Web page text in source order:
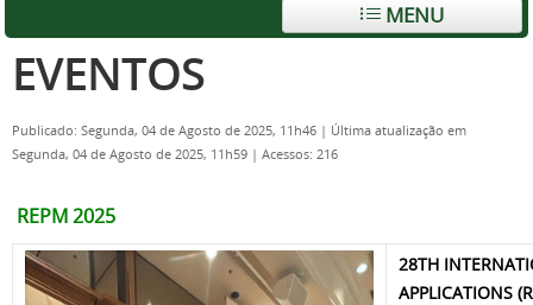
MENU
EVENTOS
Publicado: Segunda, 04 de Agosto de 2025, 11h46 | Última atualização em
Segunda, 04 de Agosto de 2025, 11h59 | Acessos: 216
REPM 2025
28TH
APPLICATIONS